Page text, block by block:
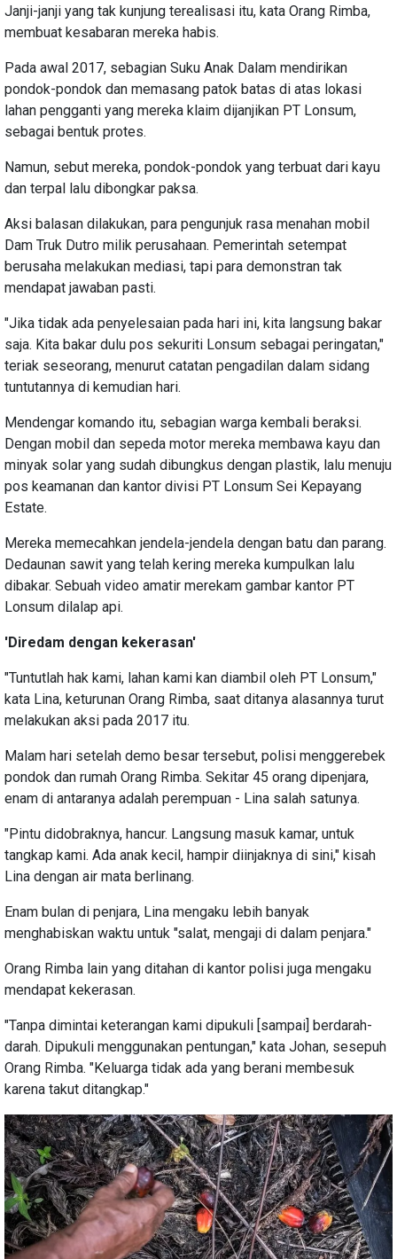
Janji-janji yang tak kunjung terealisasi itu, kata Orang Rimba,
membuat kesabaran mereka habis.
Pada awal 2017, sebagian Suku Anak Dalam mendirikan
pondok-pondok dan memasang patok batas di atas lokasi
lahan pengganti yang mereka klaim dijanjikan PT Lonsum,
sebagai bentuk protes.
Namun, sebut mereka, pondok-pondok yang terbuat dari kayu
dan terpal lalu dibongkar paksa.
Aksi balasan dilakukan, para pengunjuk rasa menahan mobil
Dam Truk Dutro milik perusahaan. Pemerintah setempat
berusaha melakukan mediasi, tapi para demonstran tak
mendapat jawaban pasti.
"Jika tidak ada penyelesaian pada hari ini, kita langsung bakar
saja. Kita bakar dulu pos sekuriti Lonsum sebagai peringatan,"
teriak seseorang, menurut catatan pengadilan dalam sidang
tuntutannya di kemudian hari.
Mendengar komando itu, sebagian warga kembali beraksi.
Dengan mobil dan sepeda motor mereka membawa kayu dan
minyak solar yang sudah dibungkus dengan plastik, lalu menuju
pos keamanan dan kantor divisi PT Lonsum Sei Kepayang
Estate.
Mereka memecahkan jendela-jendela dengan batu dan parang.
Dedaunan sawit yang telah kering mereka kumpulkan lalu
dibakar. Sebuah video amatir merekam gambar kantor PT
Lonsum dilalap api.
'Diredam dengan kekerasan'
"Tuntutlah hak kami, lahan kami kan diambil oleh PT Lonsum,"
kata Lina, keturunan Orang Rimba, saat ditanya alasannya turut
melakukan aksi pada 2017 itu.
Malam hari setelah demo besar tersebut, polisi menggerebek
pondok dan rumah Orang Rimba. Sekitar 45 orang dipenjara,
enam di antaranya adalah perempuan - Lina salah satunya.
"Pintu didobraknya, hancur. Langsung masuk kamar, untuk
tangkap kami. Ada anak kecil, hampir diinjaknya di sini," kisah
Lina dengan air mata berlinang.
Enam bulan di penjara, Lina mengaku lebih banyak
menghabiskan waktu untuk "salat, mengaji di dalam penjara."
Orang Rimba lain yang ditahan di kantor polisi juga mengaku
mendapat kekerasan.
"Tanpa dimintai keterangan kami dipukuli [sampai] berdarah-
darah. Dipukuli menggunakan pentungan," kata Johan, sesepuh
Orang Rimba. "Keluarga tidak ada yang berani membesuk
karena takut ditangkap."